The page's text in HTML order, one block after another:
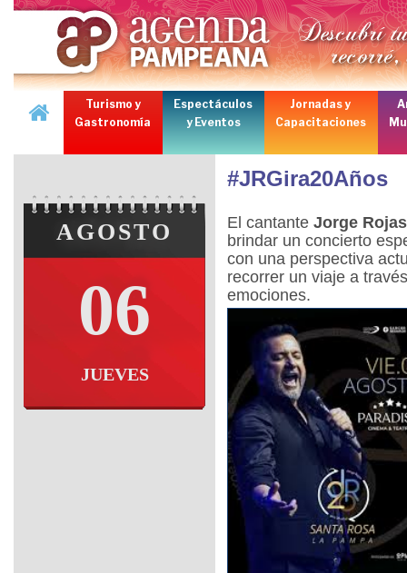
Turismo y
Gastronomía
Espectáculos
y Eventos
Jornadas y
Capacitaciones
AGOSTO
06
JUEVES
#JRGira20Años
El cantante Jorge
brindar un concierto
con una perspectiva
recorrer un viaje a
emociones.